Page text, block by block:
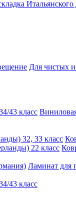
Для чистых
43 класс
32, 33 класс
22 класс
Ламинат для
43 класс